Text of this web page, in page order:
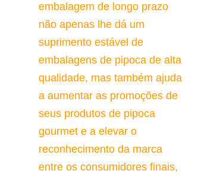
embalagem de longo prazo
não apenas lhe dá um
suprimento estável de
embalagens de pipoca de alta
qualidade, mas também ajuda
a aumentar as promoções de
seus produtos de pipoca
gourmet e a elevar o
reconhecimento da marca
entre os consumidores finais,